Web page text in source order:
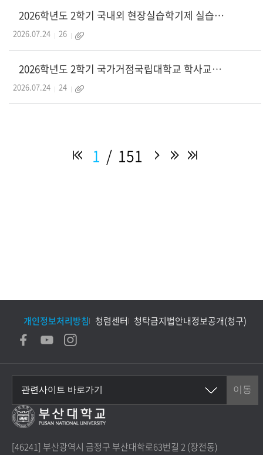
2026학년도 2학기 국내외 현장실습학기제 실습기관, 학생 모집 및 수강신청 안내
2026.07.24 26
2026학년도 2학기 국가거점국립대학교 학사교류 안내
2026.07.24 24
1 151
개인정보처리방침 청렴센터 청탁금지법안내정보공개(청구)
[46241] 부산광역시 금정구 부산대학로63번길 2 (장전동)